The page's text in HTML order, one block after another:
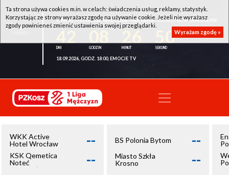
WKK ACTIVE HOTEL WROCŁAW - KSK QEMETICA NOTEĆ INOWROCŁAW
50
18.09.2026, GODZ. 18:00, EMOCJE TV
WKK Active
Hotel Wrocław
--
KSK Qemetica
Noteć
Inowrocław
--
BS Polonia Bytom --
Miasto Szkła
Krosno
--
Ta strona używa cookies m.in. w celach: świadczenia usług, reklamy, statystyk.
Korzystając ze strony wyrażasz zgodę na używanie cookie. Jeżeli nie wyrażasz
zgody powinieneś zmienić ustawienia swojej przeglądarki.
Wyrażam zgodę »